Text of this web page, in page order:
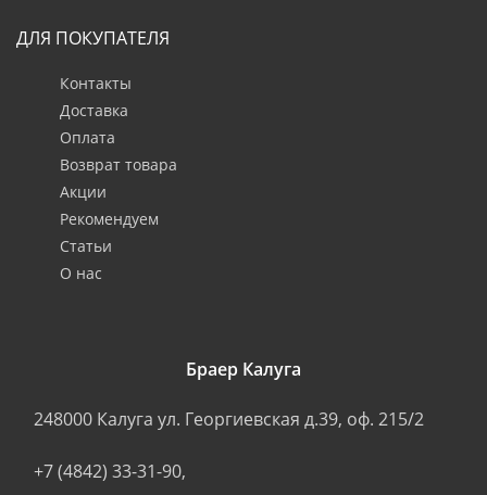
ДЛЯ ПОКУПАТЕЛЯ
Контакты
Доставка
Оплата
Возврат товара
Акции
Рекомендуем
Статьи
О нас
Браер Калуга
248000 Калуга ул. Георгиевская д.39, оф. 215/2
+7 (4842) 33-31-90,